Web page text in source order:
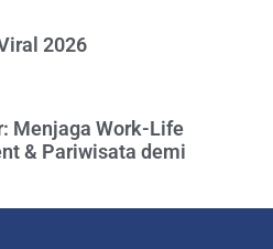
2026
Menjaga Work-Life
& Pariwisata demi